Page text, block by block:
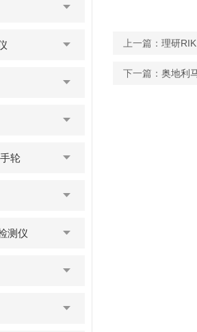
轮
测仪
上一篇： 理研
下一篇： 奥地利